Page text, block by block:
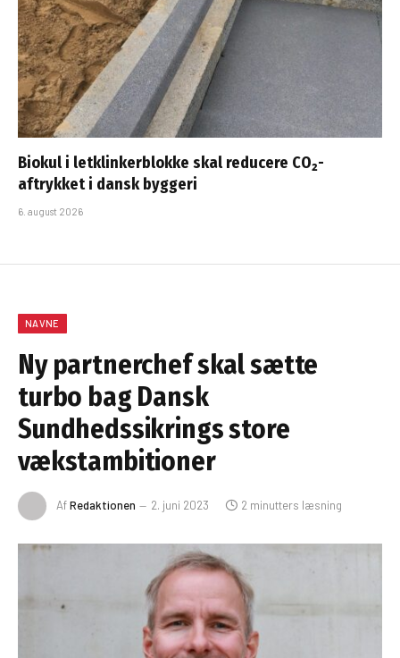
Biokul i letklinkerblokke skal reducere CO₂-
aftrykket i dansk byggeri
6. august 2026
NAVNE
Ny partnerchef skal sætte
turbo bag Dansk
Sundhedssikrings store
vækstambitioner
AfRedaktionen 2. juni 2023 2 minutters læsning